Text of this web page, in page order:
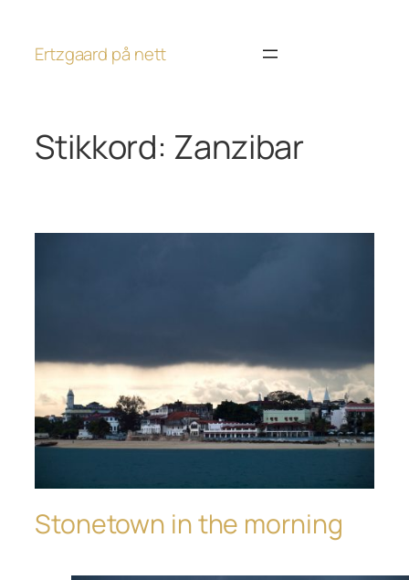
innhold
Ertzgaard på nett
Stikkord: Zanzibar
Stonetown in the morning